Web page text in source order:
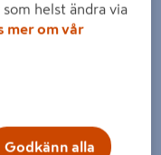
helst ändra via
mer om vår
Godkänn alla